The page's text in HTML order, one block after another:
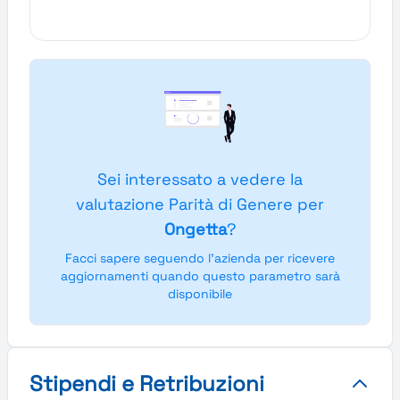
Sei interessato a vedere la
valutazione Parità di Genere per
Ongetta?
Facci sapere seguendo l'azienda per ricevere
aggiornamenti quando questo parametro sarà
disponibile
Stipendi e Retribuzioni